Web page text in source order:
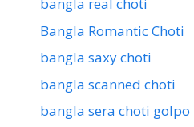
Bangla Romantic Choti
bangla saxy choti
bangla scanned choti
bangla sera choti golpo